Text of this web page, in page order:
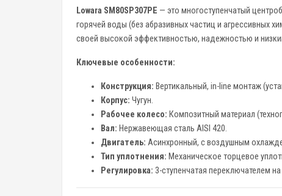
Lowara SM80SP307PE — это многоступенчатый
горячей воды (без абразивных частиц и агрессивных
своей высокой эффективностью, надежностью и
Ключевые особенности:
Конструкция: Вертикальный, in-line монтаж
Корпус: Чугун.
Рабочее колесо: Композитный материал
Вал: Нержавеющая сталь AISI 420.
Двигатель: Асинхронный, с воздушным
Тип уплотнения: Механическое торцевое
Регулировка: 3-ступенчатая переключателем